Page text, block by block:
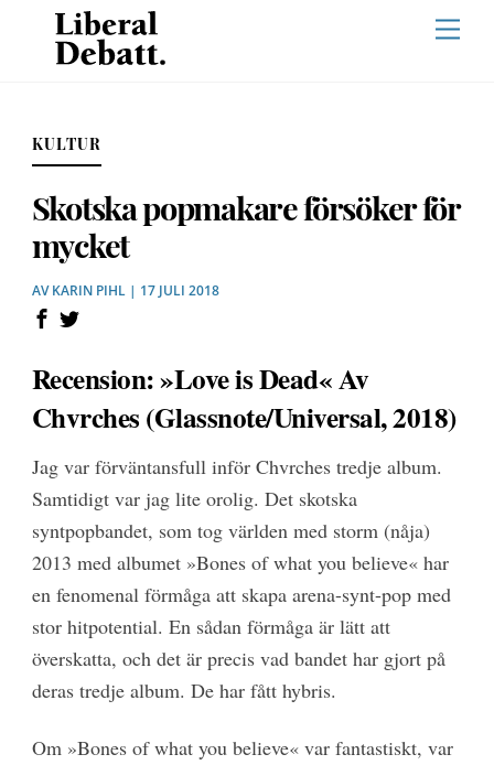
content
KULTUR
Skotska popmakare försöker för
mycket
AVKARIN PIHL| 17 JULI 2018
Recension: »Love is Dead« Av
Chvrches (Glassnote/Universal, 2018)
Jag var förväntansfull inför Chvrches tredje album.
Samtidigt var jag lite orolig. Det skotska
syntpopbandet, som tog världen med storm (nåja)
2013 med albumet »Bones of what you believe« har
en fenomenal förmåga att skapa arena-synt-pop med
stor hitpotential. En sådan förmåga är lätt att
överskatta, och det är precis vad bandet har gjort på
deras tredje album. De har fått hybris.
Om »Bones of what you believe« var fantastiskt, var